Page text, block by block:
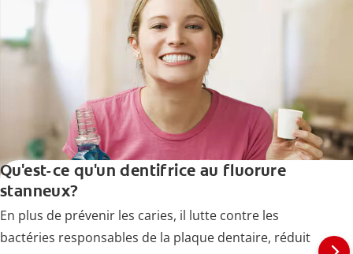
Qu'est-ce qu'un dentifrice au fluorure
stanneux?
En plus de prévenir les caries, il lutte contre les
bactéries responsables de la plaque dentaire, réduit